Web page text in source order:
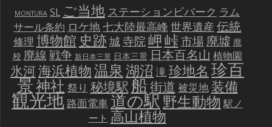
MONTURA SL ご当地 ステーションビバーク ラム
サール条約 ロケ地七大陸最高峰 世界遺産 伝統
修理 博物館 史跡城寺院岬峠市場 廃墟 廃
校 廃線戦争 新日本三景 日本三景 日本百名山 植物園
氷河海浜植物温泉湖沼 滝珍地名 珍百
景神社 祭り 秘境駅船街道 被災地 装備
観光地 路面電車道の駅野生動物 駅ノ
ート 高山植物